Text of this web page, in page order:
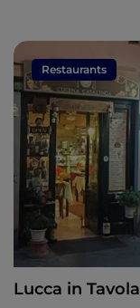
Restaurants
Lucca in Tavola